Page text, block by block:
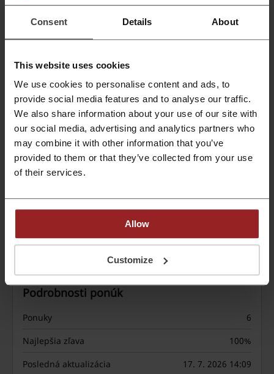
Consent Details About
This website uses cookies
We use cookies to personalise content and ads, to
provide social media features and to analyse our traffic.
We also share information about your use of our site with
our social media, advertising and analytics partners who
may combine it with other information that you’ve
provided to them or that they’ve collected from your use
of their services.
Allow
Customize
Vyčistite svoje zariadenie pomocou Ccleaner
Ccleaner je overený program, ktorý vyčistí vaše
zariadenia a optimalizuje ich výkon. Využite
Získaj zľavu
Platí do: Prebiehajúce
Vyskúšajte Ccleaner Home zadarmo už dnes!
Ccleaner pre váš domáci počítač môžete vyskúšať
zadarmo. Stiahnite si ho cez tento odkaz.
Získaj zľavu
Platí do: Prebiehajúce
Podrobnosti ponúk
Ponuky
6
Najlepšia zľava
100%
Posledná aktualizácia
17. 7. 2026 14:09